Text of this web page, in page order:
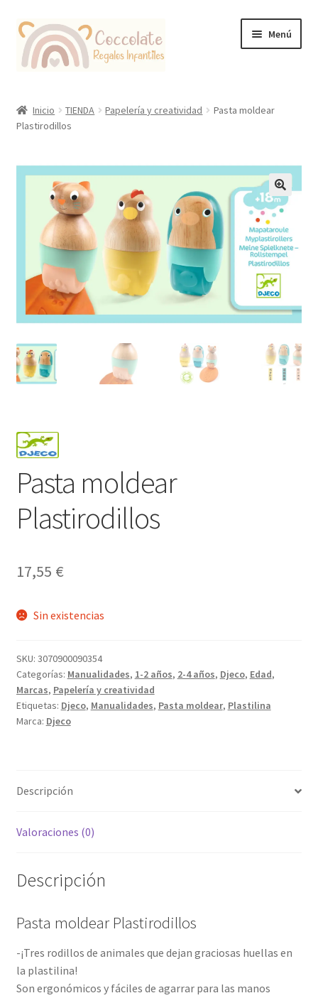
Ir
la
Ir
contenido
Menú
Coccolate Puericultura y Juguetería Educativa
Inicio TIENDA Papelería y creatividad
Pasta moldear
Plastirodillos
🔍
Pasta moldear
Plastirodillos
17,55 €
Sin existencias
SKU: 3070900090354
Categorías: Manualidades, 1-2 años, 2-4 años, Djeco, Edad,
Marcas, Papelería y creatividad
Etiquetas: Djeco, Manualidades, Pasta moldear, Plastilina
Marca: Djeco
Descripción
Valoraciones (0)
Descripción
Pasta moldear Plastirodillos
-¡Tres rodillos de animales que dejan graciosas huellas en
la plastilina!
Son ergonómicos y fáciles de agarrar para las manos